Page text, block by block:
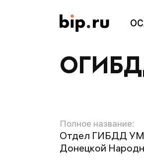
Полное название:
Отдел ГИБДД
Донецкой